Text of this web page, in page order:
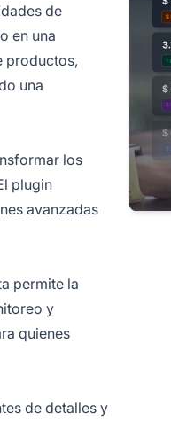
de
en una
productos,
una
los
plugin
avanzadas
permite la
y
quienes
de detalles y